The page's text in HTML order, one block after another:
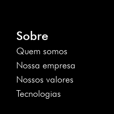
Sobre
Quem somos
Nossa empresa
Nossos valores
Tecnologias